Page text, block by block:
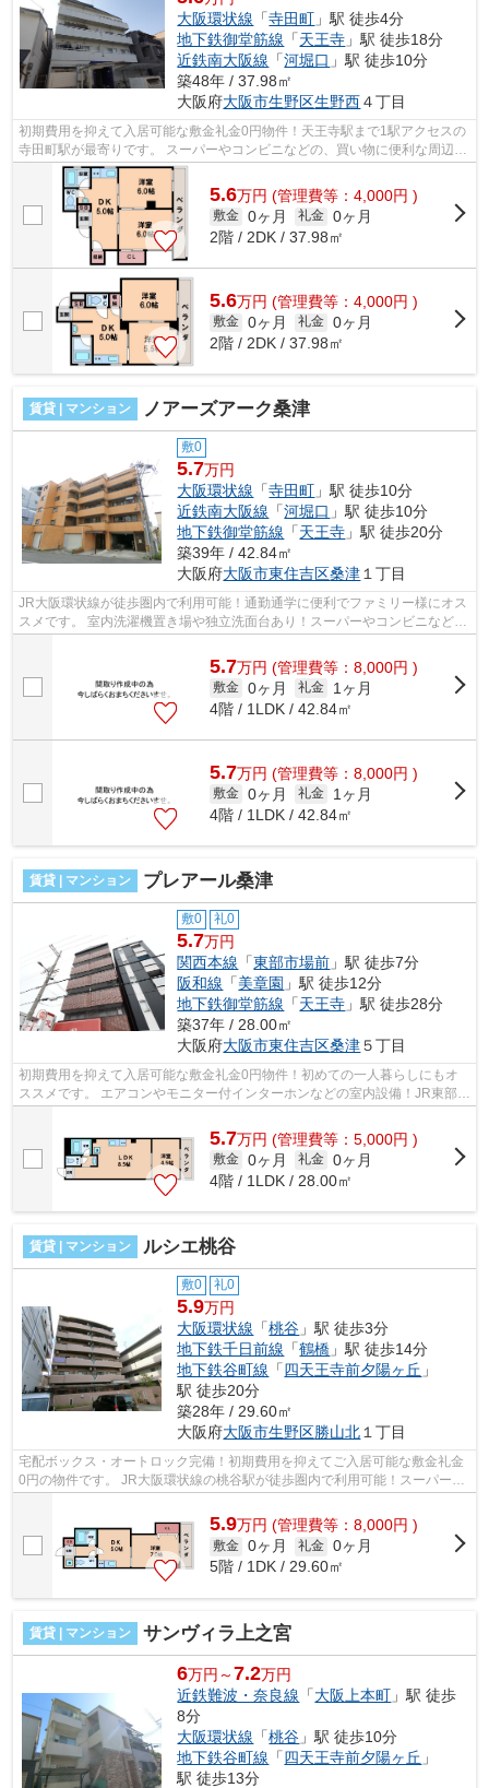
大阪環状線 「寺田町 」駅 徒歩4分
地下鉄御堂筋線 「天王寺 」駅 徒歩18分
近鉄南大阪線 「河堀口 」駅 徒歩10分
築48年 / 37.98㎡
大阪府大阪市生野区生野西４丁目
初期費用を抑えて入居可能な敷金礼金0円物件！天王寺駅まで1駅アクセスの
寺田町駅が最寄りです。 スーパーやコンビニなどの、買い物に便利な周辺環
境！室内にエアコン・モニターホン...
5.6万円 (管理費等：4,000円 )
敷金 0ヶ月 礼金 0ヶ月
2階 / 2DK / 37.98㎡
5.6万円 (管理費等：4,000円 )
敷金 0ヶ月 礼金 0ヶ月
2階 / 2DK / 37.98㎡
賃貸 | マンション ノアーズアーク桑津
敷0
5.7万円
大阪環状線 「寺田町 」駅 徒歩10分
近鉄南大阪線 「河堀口 」駅 徒歩10分
地下鉄御堂筋線 「天王寺 」駅 徒歩20分
築39年 / 42.84㎡
大阪府大阪市東住吉区桑津 １丁目
JR大阪環状線が徒歩圏内で利用可能！通勤通学に便利でファミリー様にオス
スメです。 室内洗濯機置き場や独立洗面台あり！スーパーやコンビニなど、
5.7万円 (管理費等：8,000円 )
敷金 0ヶ月 礼金
1ヶ月
4階 / 1LDK / 42.84㎡
5.7万円 (管理費等：8,000円 )
敷金 0ヶ月 礼金
1ヶ月
4階 / 1LDK / 42.84㎡
賃貸 | マンション プレアール桑津
敷0 礼0
5.7万円
関西本線 「東部市場前 」駅 徒歩7分
阪和線 「美章園 」駅 徒歩12分
地下鉄御堂筋線 「天王寺 」駅 徒歩28分
築37年 / 28.00㎡
大阪府大阪市東住吉区桑津５丁目
初期費用を抑えて入居可能な敷金礼金0円物件！初めての一人暮らしにもオ
ススメです。 エアコンやモニター付インターホンなどの室内設備！JR東部市
5.7万円 (管理費等：5,000円 )
敷金 0ヶ月 礼金 0ヶ月
4階 / 1LDK / 28.00㎡
賃貸 | マンション ルシエ桃谷
敷0 礼0
5.9万円
大阪環状線 「桃谷 」駅 徒歩3分
地下鉄千日前線 「鶴橋 」駅 徒歩14分
地下鉄谷町線 「四天王寺前夕陽ヶ丘 」
駅 徒歩20分
築28年 / 29.60㎡
大阪府大阪市生野区勝山北 １丁目
宅配ボックス・オートロック完備！初期費用を抑えてご入居可能な敷金礼金
0円の物件です。 JR大阪環状線の桃谷駅が徒歩圏内で利用可能！スーパーが
近く、初めての一人暮らしにもオスス...
5.9万円 (管理費等：8,000円 )
敷金 0ヶ月 礼金 0ヶ月
5階 / 1DK / 29.60㎡
賃貸 | マンション サンヴィラ上之宮
6万円～7.2万円
近鉄難波・奈良線 「大阪上本町 」駅 徒歩
8分
大阪環状線 「桃谷 」駅 徒歩10分
地下鉄谷町線 「四天王寺前夕陽ヶ丘 」
駅 徒歩13分